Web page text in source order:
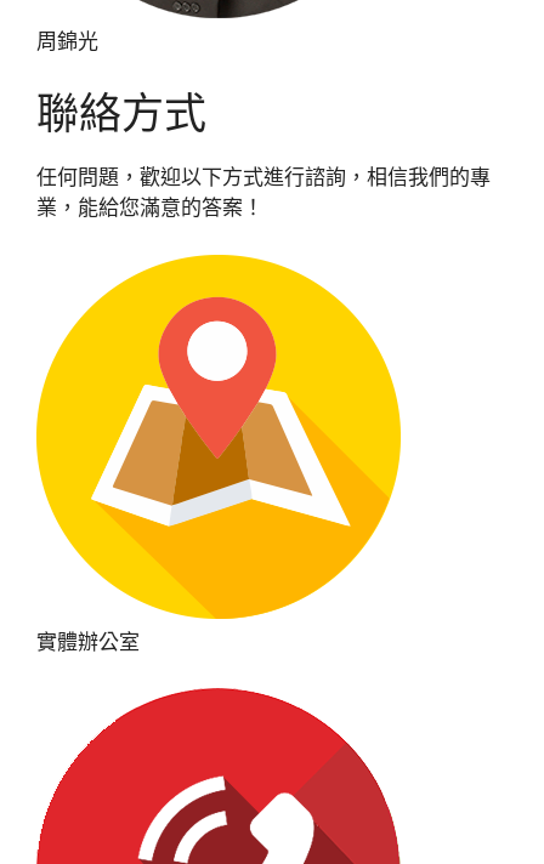
周錦光
聯絡方式
任何問題，歡迎以下方式進行諮詢，相信我們的專
業，能給您滿意的答案！
實體辦公室